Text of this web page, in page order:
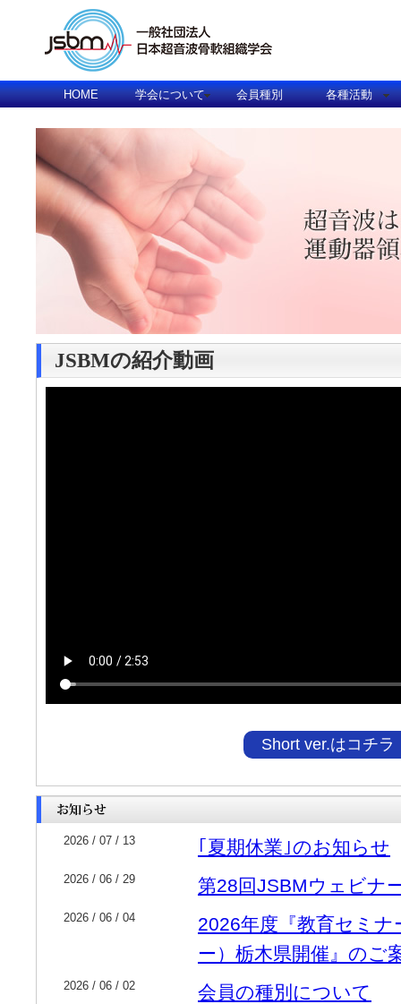
HOME 学会について 会員種別 各種活動
JSBMの紹介動画
Short ver.はコチラ
2026 / 07 / 13 ｢夏期休業｣のお知らせ
2026 / 06 / 29 第28回JSBMウェビナ
2026 / 06 / 04
2026年度『教育セミ
ー）栃木県開催』のご
2026 / 06 / 02 会員の種別について